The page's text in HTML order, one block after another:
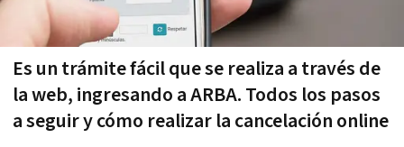
Es un trámite fácil que se realiza a través de
la web, ingresando a ARBA. Todos los pasos
a seguir y cómo realizar la cancelación online